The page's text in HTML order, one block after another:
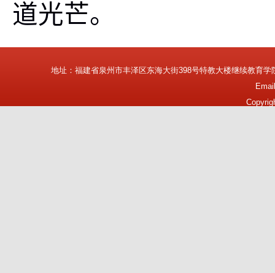
道光芒。
地址：福建省泉州市丰泽区东海大街398号特教大楼继续教育学